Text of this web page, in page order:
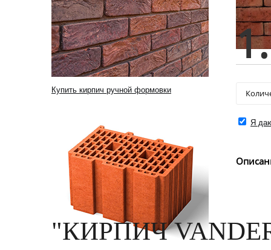
Купить кирпич ручной формовки
Я
"КИРПИЧ